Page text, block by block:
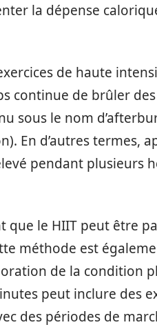
la dépense
de haute
continue de brûler
sous le nom
En d’autres termes,
pendant plusieurs
que le HIIT peut être
méthode est
de la condition
peut inclure des
des périodes de